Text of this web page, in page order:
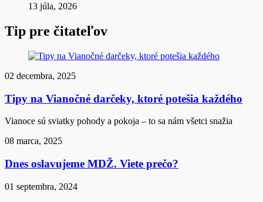
13 júla, 2026
Tip pre čitateľov
02 decembra, 2025
Tipy na Vianočné darčeky, ktoré potešia každého
Vianoce sú sviatky pohody a pokoja – to sa nám všetci snažia
08 marca, 2025
Dnes oslavujeme MDŽ. Viete prečo?
01 septembra, 2024